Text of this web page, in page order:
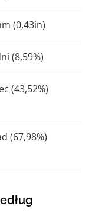
(0,43in)
(8,59%)
(43,52%)
(67,98%)